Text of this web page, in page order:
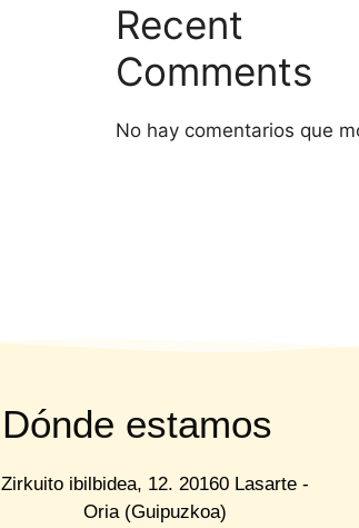
Recent
Comments
No hay comentarios que
Dónde estamos
Zirkuito ibilbidea, 12. 20160 Lasarte -
Oria (Guipuzkoa)